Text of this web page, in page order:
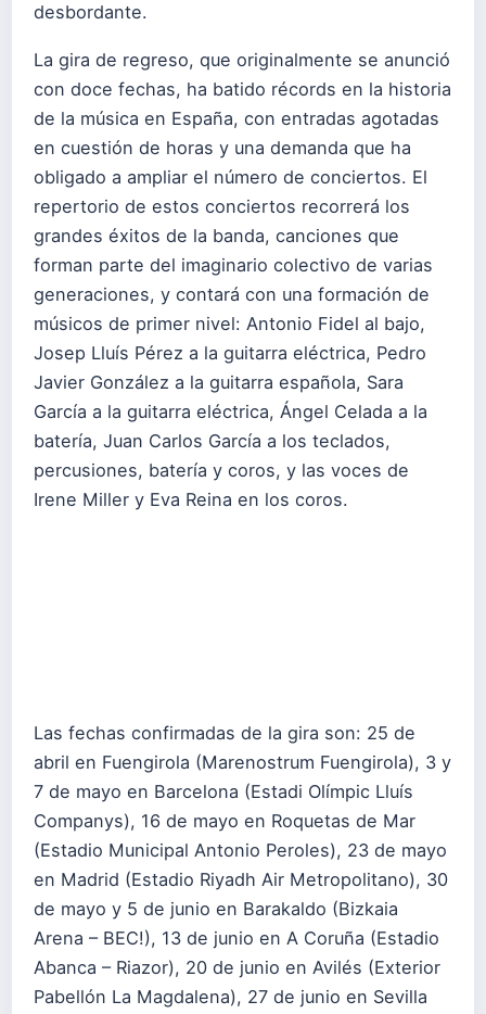
desbordante.
La gira de regreso, que originalmente se anunció
con doce fechas, ha batido récords en la historia
de la música en España, con entradas agotadas
en cuestión de horas y una demanda que ha
obligado a ampliar el número de conciertos. El
repertorio de estos conciertos recorrerá los
grandes éxitos de la banda, canciones que
forman parte del imaginario colectivo de varias
generaciones, y contará con una formación de
músicos de primer nivel: Antonio Fidel al bajo,
Josep Lluís Pérez a la guitarra eléctrica, Pedro
Javier González a la guitarra española, Sara
García a la guitarra eléctrica, Ángel Celada a la
batería, Juan Carlos García a los teclados,
percusiones, batería y coros, y las voces de
Irene Miller y Eva Reina en los coros.
Las fechas confirmadas de la gira son: 25 de
abril en Fuengirola (Marenostrum Fuengirola), 3 y
7 de mayo en Barcelona (Estadi Olímpic Lluís
Companys), 16 de mayo en Roquetas de Mar
(Estadio Municipal Antonio Peroles), 23 de mayo
en Madrid (Estadio Riyadh Air Metropolitano), 30
de mayo y 5 de junio en Barakaldo (Bizkaia
Arena – BEC!), 13 de junio en A Coruña (Estadio
Abanca – Riazor), 20 de junio en Avilés (Exterior
Pabellón La Magdalena), 27 de junio en Sevilla